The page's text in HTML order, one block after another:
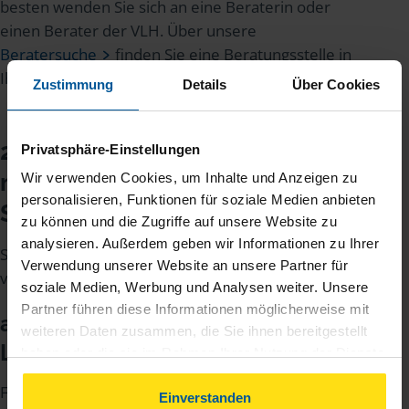
Zustimmung Details Über Cookies
Privatsphäre-Einstellungen
Wir verwenden Cookies, um Inhalte und Anzeigen zu
personalisieren, Funktionen für soziale Medien anbieten
zu können und die Zugriffe auf unsere Website zu
analysieren. Außerdem geben wir Informationen zu Ihrer
Verwendung unserer Website an unsere Partner für
soziale Medien, Werbung und Analysen weiter. Unsere
Partner führen diese Informationen möglicherweise mit
weiteren Daten zusammen, die Sie ihnen bereitgestellt
gesammelt haben. Indem Sie auf Einverstanden klicken,
können Sie der Verwendung von Cookies, gemäß
Einverstanden
besten wenden Sie sich an eine Beraterin oder
einen Berater der VLH. Über unsere
Beratersuche
finden Sie eine Beratungsstelle in
Ihrer Nähe.
2. Diese Kapitalerträge
müssen Sie in Ihrer
Steuererklärung eintragen.
Sie werden mit Ihrem individuellen Steuersatz
versteuert:
a. Hälftiger Gewinn aus einer
Lebensversicherung
Für eine Lebensversicherung, die Sie nach dem 1.